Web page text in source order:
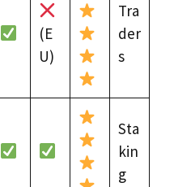
(E
U)
Tra
der
s
Sta
kin
g